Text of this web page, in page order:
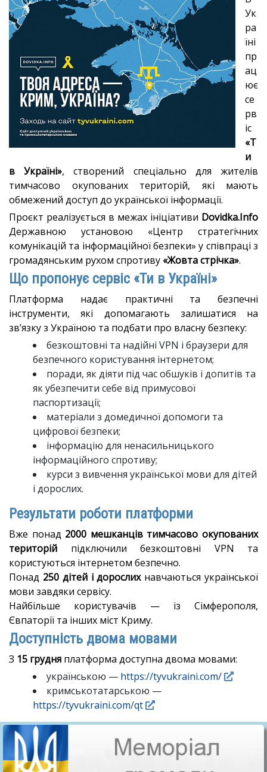
Ук
ра
їні
пр
ац
ює
се
рв
іс
«Т
и
в Україні», створений спеціально для жителів
тимчасово окупованих територій, які мають
обмежений доступ до української інформації.
Проєкт реалізується в межах ініціативи Dovidka.Info
Державною установою «Центр стратегічних
комунікацій та інформаційної безпеки» у співпраці з
громадянським рухом спротиву «Жовта стрічка».
Що пропонує сервіс «Ти в Україні»
Платформа надає практичні та безпечні
інструменти, які допомагають залишатися на
зв’язку з Україною та подбати про власну безпеку:
безкоштовні та надійні VPN і браузери для
безпечного користування інтернетом;
поради, як діяти під час обшуків і допитів та
як убезпечити себе від примусової
паспортизації;
матеріали з домедичної допомоги та
цифрової безпеки;
інформацію для ненасильницького
інформаційного спротиву;
курси з вивчення української мови для дітей
і дорослих.
Результати роботи платформи
Вже понад 2000 мешканців тимчасово окупованих
територій підключили безкоштовні VPN та
користуються інтернетом безпечно.
Понад 250 дітей і дорослихнавчаються української
мови завдяки сервісу.
Найбільше користувачів — із Сімферополя,
Євпаторії та інших міст Криму.
Доступність двома мовами
З 15 грудня платформа доступна двома мовами:
українською — https://tyvukraini.com/
кримськотатарською —
https://tyvukraini.com/qt